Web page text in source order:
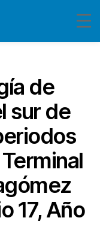
de
sur de
17, Año